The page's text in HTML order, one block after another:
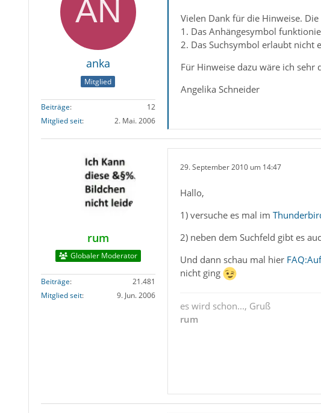
anka
Mitglied
Beiträge
12
Mitglied seit
2. Mai. 2006
Vielen Dank für die Hinweise.
1. Das Anhängesymbol
2. Das Suchsymbol erlaubt nicht
Für Hinweise dazu wäre ich sehr
Angelika Schneider
rum
Globaler Moderator
Beiträge
21.481
Mitglied seit
9. Jun. 2006
29. September 2010 um 14:47
Hallo,
1) versuche es mal im
2) neben dem Suchfeld gibt es
Und dann schau mal hier
nicht ging
es wird schon..., Gruß
rum